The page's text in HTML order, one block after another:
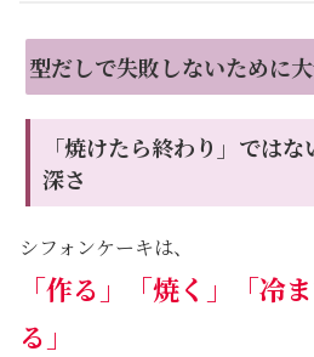
型だしで失敗しないために
「焼けたら終わり」では
深さ
シフォンケーキは、
「作る」「焼く」「冷
る」